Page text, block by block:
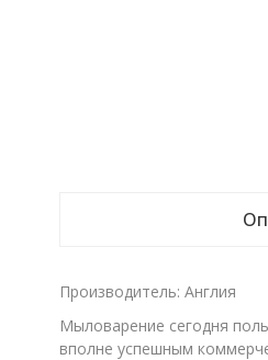
Производитель: Англия
Мыловарение сегодня
вполне успешным